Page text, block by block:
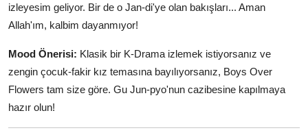
izleyesim geliyor. Bir de o Jan-di'ye olan bakışları... Aman
Allah'ım, kalbim dayanmıyor!
Mood Önerisi: Klasik bir K-Drama izlemek istiyorsanız ve
zengin çocuk-fakir kız temasına bayılıyorsanız, Boys Over
Flowers tam size göre. Gu Jun-pyo'nun cazibesine kapılmaya
hazır olun!